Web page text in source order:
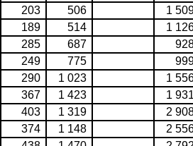
203 506
1
189 514
1
285 687
249 775
290 1 023
1
367 1 423
1
403 1 319
2
374 1 148
2